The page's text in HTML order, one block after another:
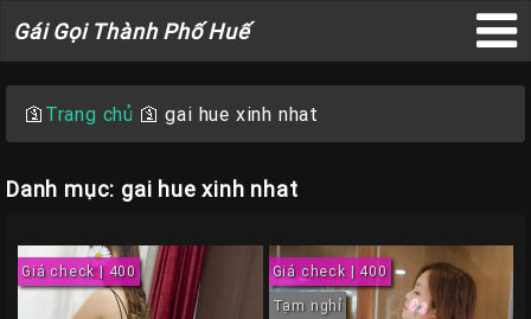
Gái Gọi Thành Phố Huế
Gái
Thành
Phố
Huế
×
Trang
Chủ
🛐 Trang chủ 🛐gai hue xinh nhat
Danh mục: gai hue xinh nhat
Giá check | 400
Giá check | 400
Tạm nghỉ